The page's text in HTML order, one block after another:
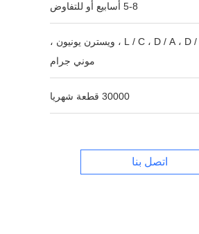
5-8 أسابيع أو للتفاوض
L / C ، D / A ، D / P ، T / T ، ويسترن يونيون ،
موني جرام
30000 قطعة شهريا
اتصل بنا